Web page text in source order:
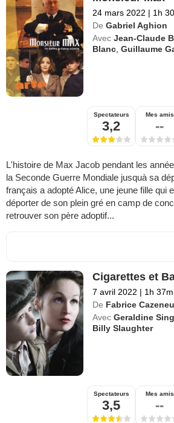
24 mars 2022 | 1h
De Gabriel Aghion
Avec Jean-Claude
Blanc ,Guillaume
Spectateurs
3,2
Mes amis
--
L'histoire de Max Jacob pendant les
la Seconde Guerre Mondiale jusquà sa
français a adopté Alice, une jeune fille qui
déporter de son plein gré en camp de
retrouver son père adoptif...
Cigarettes et
7 avril 2022 | 1h
De Fabrice
Avec Geraldine
Billy Slaughter
Spectateurs
3,5
Mes amis
--